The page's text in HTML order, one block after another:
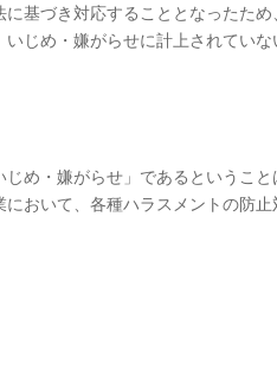
基づき対応することとなったた
じめ・嫌がらせに計上されていな
め・嫌がらせ」であるということ
おいて、各種ハラスメントの防